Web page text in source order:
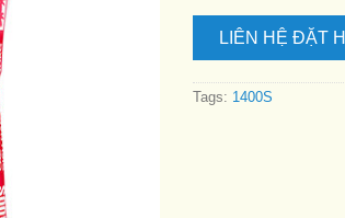
LIÊN HỆ ĐẶT
Tags: 1400S